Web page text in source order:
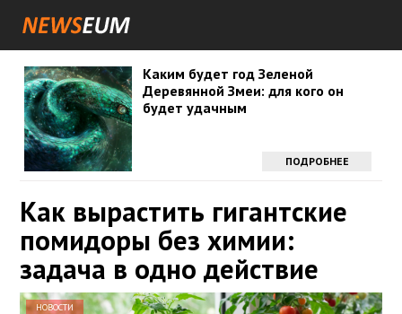
Каким будет год Зеленой
Деревянной Змеи: для кого он
будет удачным
ПОДРОБНЕЕ
Как вырастить гигантские
помидоры без химии:
задача в одно действие
НОВОСТИ